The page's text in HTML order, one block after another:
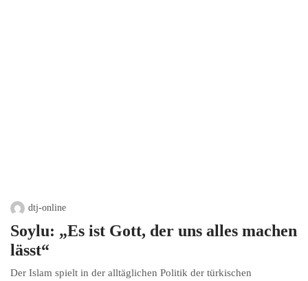
dtj-online
Soylu: „Es ist Gott, der uns alles machen
lässt“
Der Islam spielt in der alltäglichen Politik der türkischen